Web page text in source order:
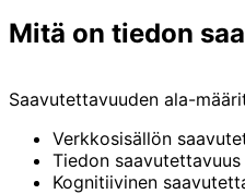
Mitä on tiedon
Saavutettavuuden ala-
Verkkosisällön
Tiedon saavutettavuus
Kognitiivinen